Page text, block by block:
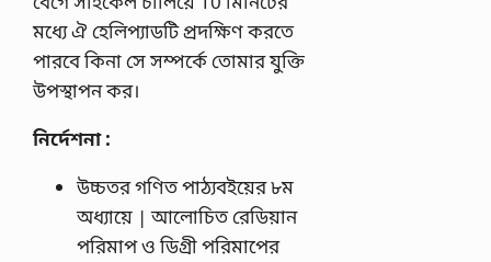
মধ্যে ঐ হেলিপ্যাডটি প্রদক্ষিণ করতে
পারবে কিনা সে সম্পর্কে তােমার যুক্তি
উপস্থাপন কর।
নির্দেশনা :
উচ্চতর গণিত পাঠ্যবইয়ের ৮ম
অধ্যায়ে | আলােচিত রেডিয়ান
পরিমাপ ও ডিগ্রী পরিমাপের